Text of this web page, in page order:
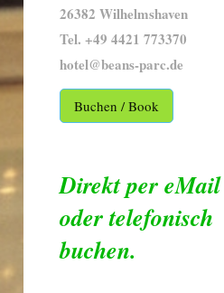
26382 Wilhelmshaven
Tel. +49 4421 773370
hotel@beans-parc.de
Buchen / Book
Direkt per eMail
oder telefonisch
buchen.